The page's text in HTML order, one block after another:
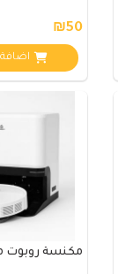
₪50
مكنسة روبوت